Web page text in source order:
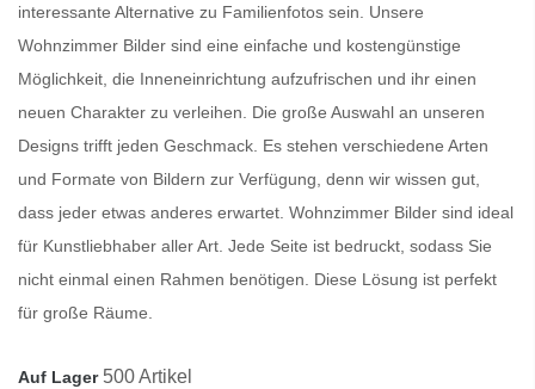
interessante Alternative zu Familienfotos sein. Unsere
Wohnzimmer Bilder sind eine einfache und kostengünstige
Möglichkeit, die Inneneinrichtung aufzufrischen und ihr einen
neuen Charakter zu verleihen. Die große Auswahl an unseren
Designs trifft jeden Geschmack. Es stehen verschiedene Arten
und Formate von Bildern zur Verfügung, denn wir wissen gut,
dass jeder etwas anderes erwartet. Wohnzimmer Bilder sind ideal
für Kunstliebhaber aller Art. Jede Seite ist bedruckt, sodass Sie
nicht einmal einen Rahmen benötigen. Diese Lösung ist perfekt
für große Räume.
Auf Lager 500 Artikel